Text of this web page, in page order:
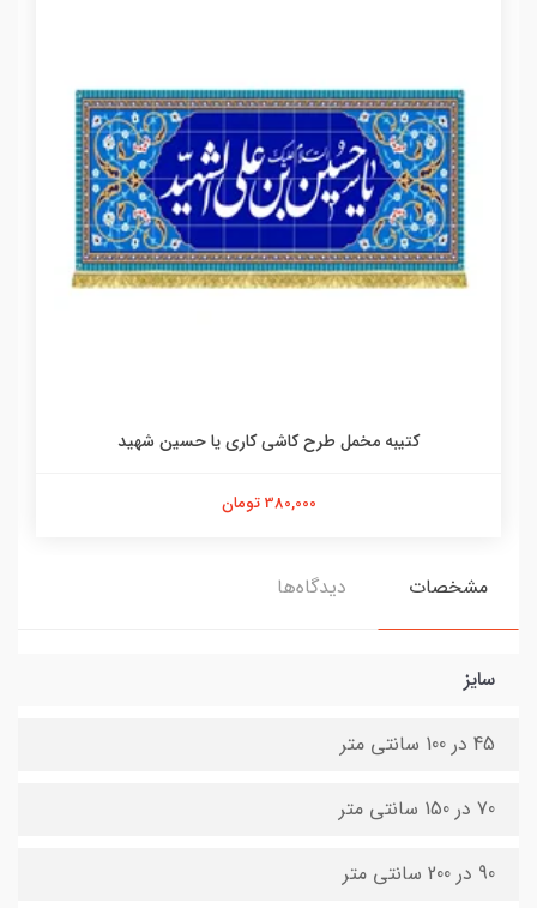
کتیبه مخمل طرح کاشی کاری یا حسین شهید
380,000 تومان
مشخصات دیدگاه‌ها
سایز
45 در 100 سانتی متر
70 در 150 سانتی متر
90 در 200 سانتی متر